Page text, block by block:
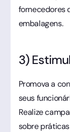
fornecedores
embalagens.
3)
Promova a
seus
Realize
sobre